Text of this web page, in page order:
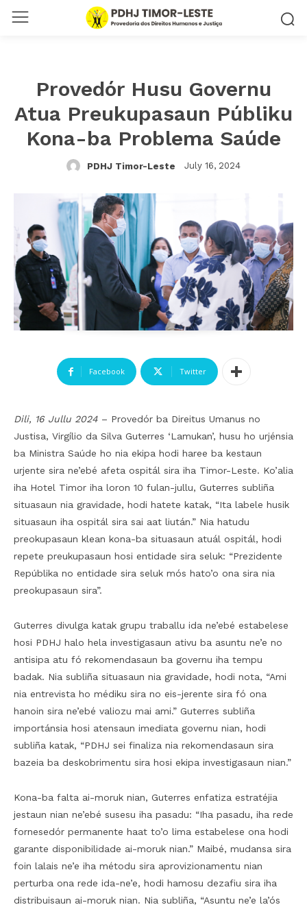
Provedór Husu Governu
Atua Preukupasaun Públiku
Kona-ba Problema Saúde
PDHJ Timor-Leste July 16, 2024
Facebook Twitter
Dili, 16 Jullu 2024 – Provedór ba Direitus Umanus no
Justisa, Virgílio da Silva Guterres ‘Lamukan’, husu ho urjénsia
ba Ministra Saúde ho nia ekipa hodi haree ba kestaun
urjente sira ne’ebé afeta ospitál sira iha Timor-Leste. Ko’alia
iha Hotel Timor iha loron 10 fulan-jullu, Guterres subliña
situasaun nia gravidade, hodi hatete katak, “Ita labele husik
situasaun iha ospitál sira sai aat liután.” Nia hatudu
preokupasaun klean kona-ba situasaun atuál ospitál, hodi
repete preukupasaun hosi entidade sira seluk: “Prezidente
Repúblika no entidade sira seluk mós hato’o ona sira nia
preokupasaun sira”.
Guterres divulga katak grupu traballu ida ne’ebé estabelese
hosi PDHJ halo hela investigasaun ativu ba asuntu ne’e no
antisipa atu fó rekomendasaun ba governu iha tempu
badak. Nia subliña situasaun nia gravidade, hodi nota, “Ami
nia entrevista ho médiku sira no eis-jerente sira fó ona
hanoin sira ne’ebé valiozu mai ami.” Guterres subliña
importánsia hosi atensaun imediata governu nian, hodi
subliña katak, “PDHJ sei finaliza nia rekomendasaun sira
bazeia ba deskobrimentu sira hosi ekipa investigasaun nian.”
Kona-ba falta ai-moruk nian, Guterres enfatiza estratéjia
jestaun nian ne’ebé susesu iha pasadu: “Iha pasadu, iha rede
fornesedór permanente haat to’o lima estabelese ona hodi
garante disponibilidade ai-moruk nian.” Maibé, mudansa sira
foin lalais ne’e iha métodu sira aprovizionamentu nian
perturba ona rede ida-ne’e, hodi hamosu dezafiu sira iha
distribuisaun ai-moruk nian. Nia subliña, “Asuntu ne’e la’ós